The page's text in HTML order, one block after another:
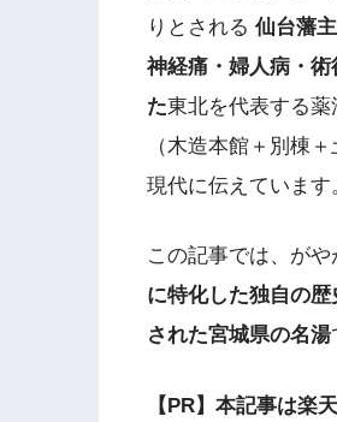
りとされる 仙台藩
神経痛・婦人病・術
た東北を代表する薬
（木造本館＋別棟
現代に伝えています
この記事では、がや
に特化した独自の歴
された宮城県の名湯
【PR】本記事は楽